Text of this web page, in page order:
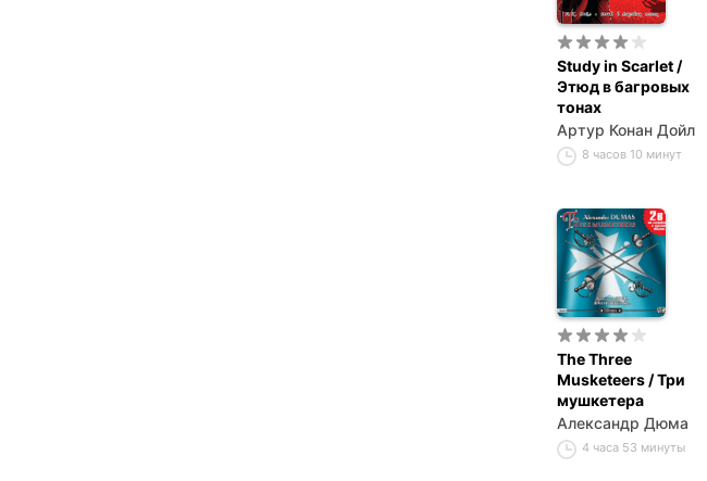
Study in Scarlet /
Этюд в багровых
тонах
Артур Конан Дойл
8 часов 10 минут
The Three
Musketeers / Три
мушкетера
Александр Дюма
4 часа 53 минуты